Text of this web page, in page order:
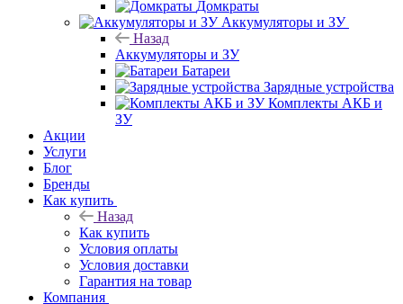
Домкраты
Аккумуляторы и ЗУ
Назад
Аккумуляторы и ЗУ
Батареи
Зарядные устройства
Комплекты АКБ и
ЗУ
Акции
Услуги
Блог
Бренды
Как купить
Назад
Как купить
Условия оплаты
Условия доставки
Гарантия на товар
Компания